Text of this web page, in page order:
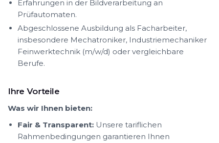
Erfahrungen in der Bildverarbeitung an
Prüfautomaten.
Abgeschlossene Ausbildung als Facharbeiter,
insbesondere Mechatroniker, Industriemechaniker
Feinwerktechnik (m/w/d) oder vergleichbare
Berufe.
Ihre Vorteile
Was wir Ihnen bieten:
Fair & Transparent: Unsere tariflichen
Rahmenbedingungen garantieren Ihnen